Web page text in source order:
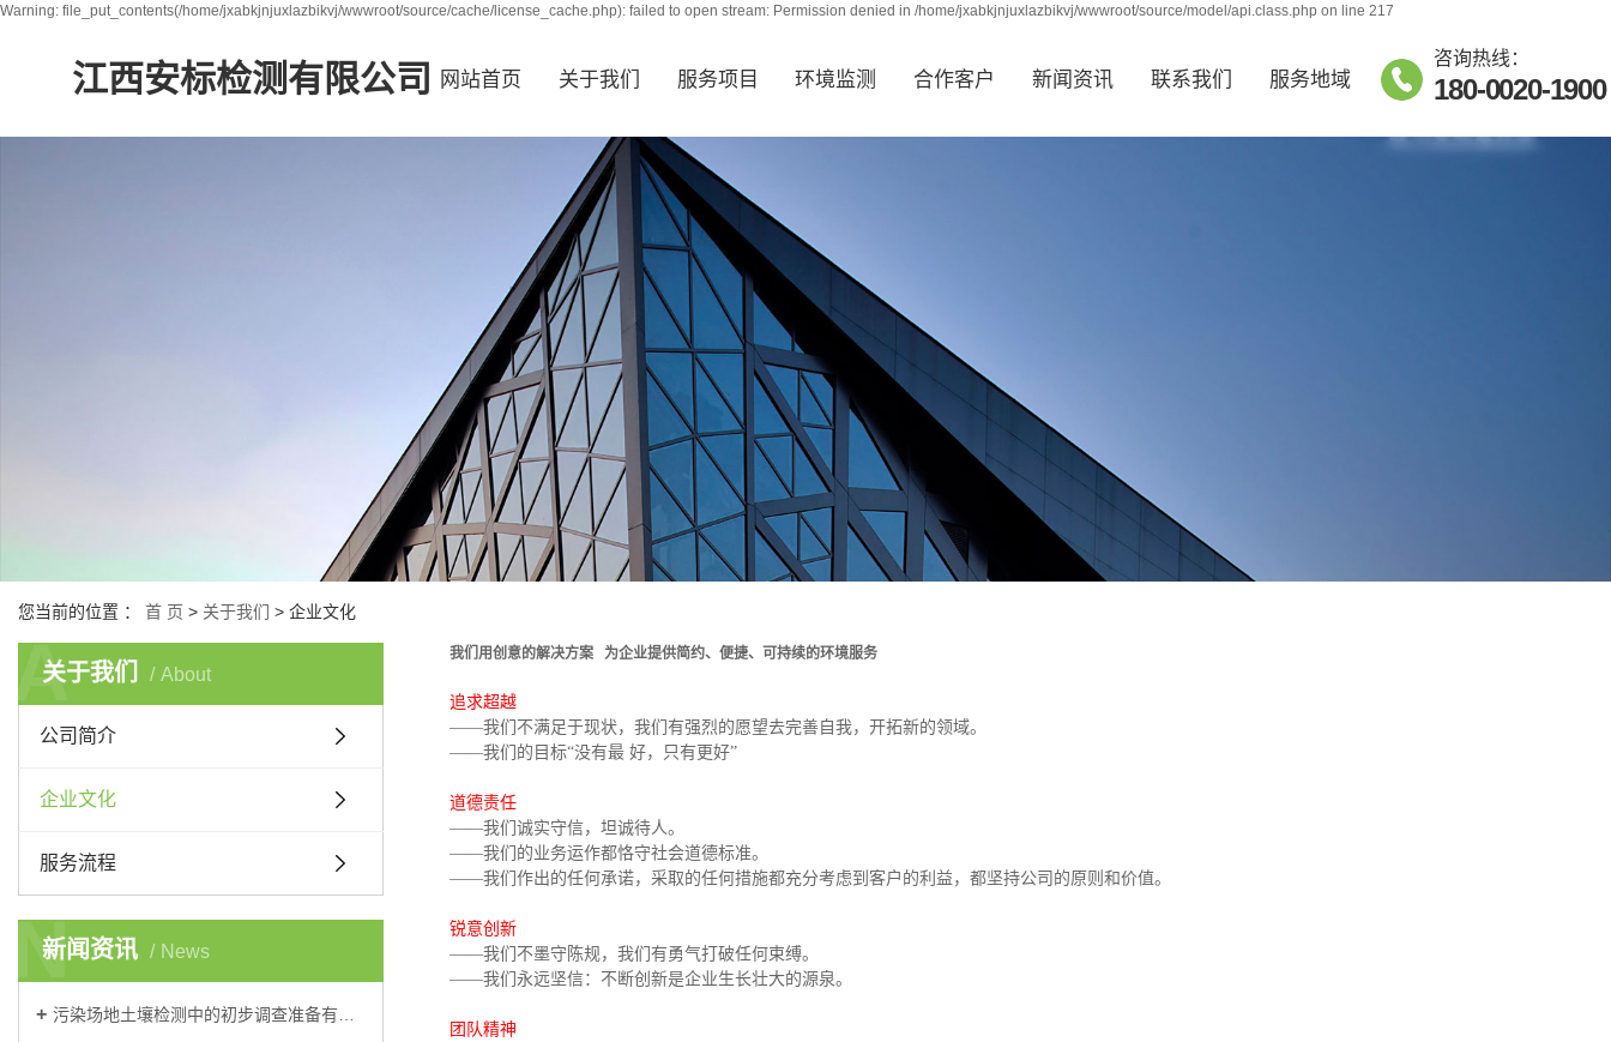
Warning: file_put_contents(/home/jxabkjnjuxlazbikvj/wwwroot/source/cache/license_cache.php): failed to open stream: Permission denied in /home/jxabkjnjuxlazbikvj/wwwroot/source/model/api.class.php on line 217
江西安标检测有限公司 网站首页 关于我们 服务项目 环境监测 合作客户 新闻资讯 联系我们 服务地域
咨询热线：
180-0020-1900
您当前的位置 ： 首 页 > 关于我们 > 企业文化
关于我们 About
A
公司简介
企业文化
服务流程
新闻资讯 News
N
污染场地土壤检测中的初步调查准备有哪些？
我们用创意的解决方案 为企业提供简约、便捷、可持续的环境服务
追求超越
——我们不满足于现状，我们有强烈的愿望去完善自我，开拓新的领域。
——我们的目标“没有最 好，只有更好”
道德责任
——我们诚实守信，坦诚待人。
——我们的业务运作都恪守社会道德标准。
——我们作出的任何承诺，采取的任何措施都充分考虑到客户的利益，都坚持公司的原则和价值。
锐意创新
——我们不墨守陈规，我们有勇气打破任何束缚。
——我们永远坚信：不断创新是企业生长壮大的源泉。
团队精神